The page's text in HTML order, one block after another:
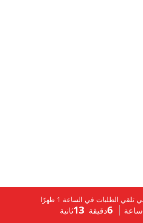
0
CART
MY ACCOUNT
الطلبات في الساعة 1 ظهرًا
ساعة 6دقيقة 13ثانية